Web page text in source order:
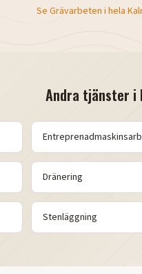
Se Grävarbeten i hela
Andra tjänster i
Dränering
Stenläggning